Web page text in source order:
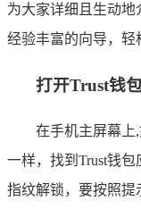
为大家详细且生动
经验丰富的向导，轻
打开Trust钱
在手机主屏幕上
一样，找到Trust钱
指纹解锁，要按照提